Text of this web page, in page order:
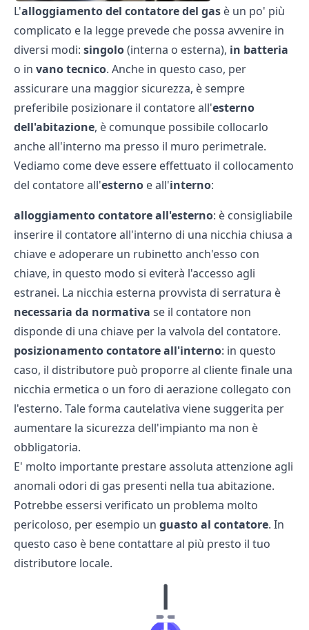
L'alloggiamento del contatore del gas è un po' più
complicato e la legge prevede che possa avvenire in
diversi modi: singolo(interna o esterna), in batteria
o in vano tecnico. Anche in questo caso, per
assicurare una maggior sicurezza, è sempre
preferibile posizionare il contatore all'esterno
dell'abitazione, è comunque possibile collocarlo
anche all'interno ma presso il muro perimetrale.
Vediamo come deve essere effettuato il collocamento
del contatore all'esterno e all'interno:
alloggiamento contatore all'esterno: è consigliabile
inserire il contatore all'interno di una nicchia chiusa a
chiave e adoperare un rubinetto anch'esso con
chiave, in questo modo si eviterà l'accesso agli
estranei. La nicchia esterna provvista di serratura è
necessaria da normativa se il contatore non
disponde di una chiave per la valvola del contatore.
posizionamento contatore all'interno: in questo
caso, il distributore può proporre al cliente finale una
nicchia ermetica o un foro di aerazione collegato con
l'esterno. Tale forma cautelativa viene suggerita per
aumentare la sicurezza dell'impianto ma non è
obbligatoria.
E' molto importante prestare assoluta attenzione agli
anomali odori di gas presenti nella tua abitazione.
Potrebbe essersi verificato un problema molto
pericoloso, per esempio un guasto al contatore. In
questo caso è bene contattare al più presto il tuo
distributore locale.